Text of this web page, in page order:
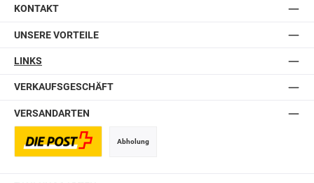
KONTAKT
UNSERE VORTEILE
LINKS
VERKAUFSGESCHÄFT
VERSANDARTEN
Abholung